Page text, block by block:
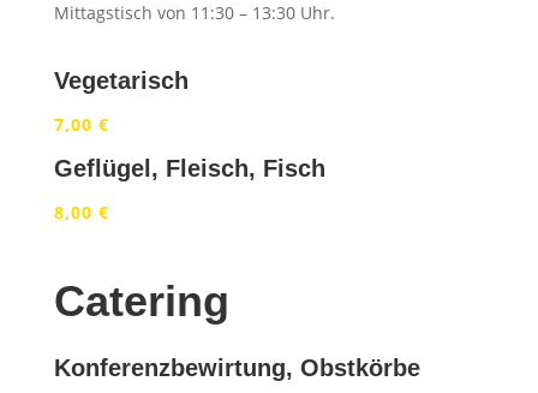
Mittagstisch von 11:30 – 13:30 Uhr.
Vegetarisch
7,00 €
Geflügel, Fleisch, Fisch
8,00 €
Catering
Konferenzbewirtung, Obstkörbe